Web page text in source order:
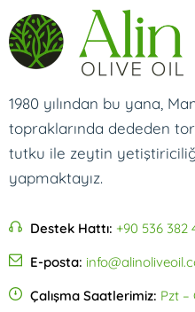
1980 yılından bu yana,
topraklarında dededen
tutku ile zeytin
yapmaktayız.
Destek Hattı: +90 536 382
E-posta:
Çalışma Saatlerimiz: Pzt –